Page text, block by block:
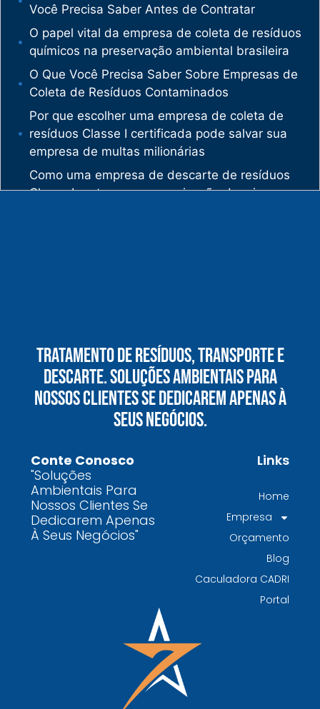
Você Precisa Saber Antes de Contratar
O papel vital da empresa de coleta de resíduos
químicos na preservação ambiental brasileira
O Que Você Precisa Saber Sobre Empresas de
Coleta de Resíduos Contaminados
Por que escolher uma empresa de coleta de
resíduos Classe I certificada pode salvar sua
empresa de multas milionárias
Como uma empresa de descarte de resíduos
Classe I protege sua organização de crimes
vê oportunidades bilionárias esperando para
serem exploradas.
O que uma empresa de gestão de resíduos
químicos precisa fazer para garantir segurança
e conformidade legal no Brasil
contaminados protege o meio ambiente e
garante conformidade legal no Brasil
Por que contratar uma empresa de gestão de
resíduos classe I é fundamental para sua
indústria
gerenciamento de resíduos especializada é
TODAS AS
POSTAGENS
Tratamento De Resíduos, Transporte E
Descarte. Soluções Ambientais Para
Nossos Clientes Se Dedicarem Apenas À
Seus Negócios.
Conte Conosco
"Soluções
Ambientais Para
Nossos Clientes Se
Dedicarem Apenas
À Seus Negócios"
Links
Home
Empresa
Orçamento
Blog
Caculadora CADRI
Portal